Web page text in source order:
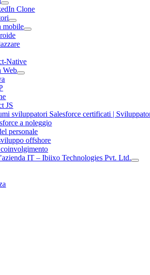
Clone
mobile
Native
Web
JS
sviluppatori Salesforce certificati |
a noleggio
personale
offshore
IT – Ibiixo Technologies Pvt. Ltd.